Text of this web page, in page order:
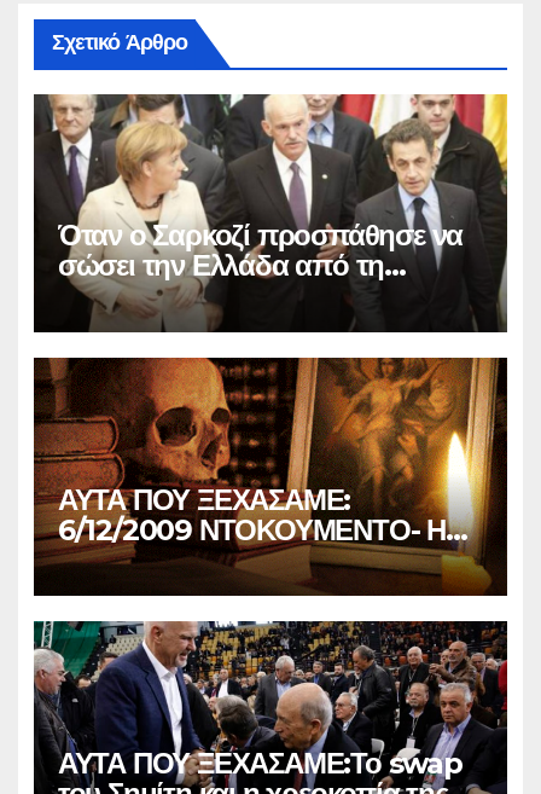
Σχετικό Άρθρο
Όταν ο Σαρκοζί προσπάθησε να
σώσει την Ελλάδα από τη
λαίλαπα του μνημονίου
Παπανδρέου…
ΑΥΤΑ ΠΟΥ ΞΕΧΑΣΑΜΕ:
6/12/2009 ΝΤΟΚΟΥΜΕΝΤΟ- Η
ΣΥΜΜΟΡΙΑ ΤΟΥ ΔΝΤ ΠΙΣΩ ΑΠΟ
ΤΗΝ ΜΕΘΟΔΕΥΣΗ!
ΑΥΤΑ ΠΟΥ ΞΕΧΑΣΑΜΕ:Το swap